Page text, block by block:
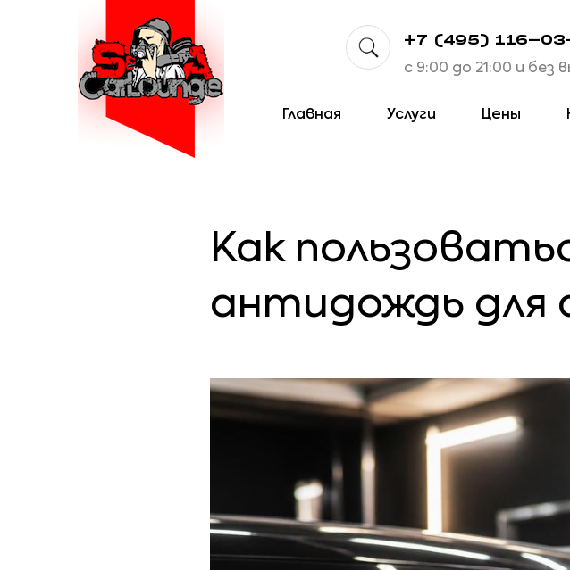
+7 (495) 116-
с 9:00 до 21:00 и без
Главная Услуги Цены
Как
антидождь для